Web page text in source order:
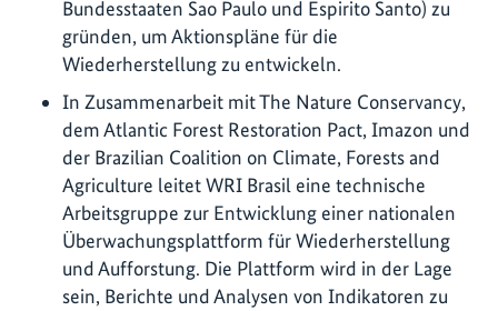
Bundesstaaten Sao Paulo und Espirito Santo) zu
gründen, um Aktionspläne für die
Wiederherstellung zu entwickeln.
In Zusammenarbeit mit The Nature Conservancy,
dem Atlantic Forest Restoration Pact, Imazon und
der Brazilian Coalition on Climate, Forests and
Agriculture leitet WRI Brasil eine technische
Arbeitsgruppe zur Entwicklung einer nationalen
Überwachungsplattform für Wiederherstellung
und Aufforstung. Die Plattform wird in der Lage
sein, Berichte und Analysen von Indikatoren zu